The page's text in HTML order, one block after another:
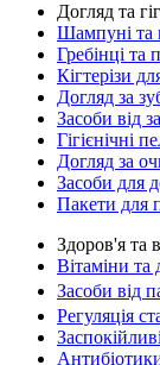
Догляд та
Шампуні та
Гребінці та
Кігтерізи
Догляд за
Засоби від
Гігієнічні
Догляд за
Засоби для
Пакети для
Здоров'я та
Вітаміни та
Засоби від
Регуляція